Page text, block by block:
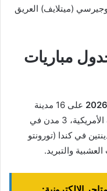
(ميتلايف) العريق
مباريات
على 16 مدينة
مستضيفة: 11 مدينة في الولايات المتحدة الأمريكية، 3 مدن في
في كندا (تورونتو
والتبريد.